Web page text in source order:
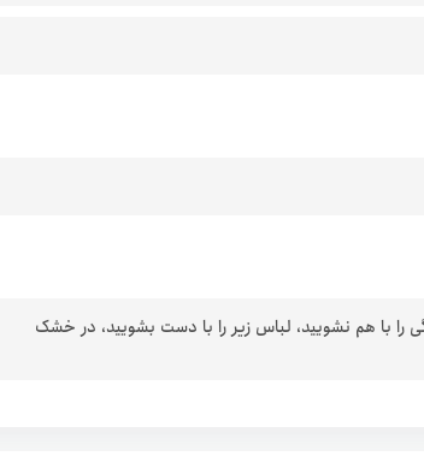
را با هم نشویید، لباس زیر را با دست بشویید، در خشک